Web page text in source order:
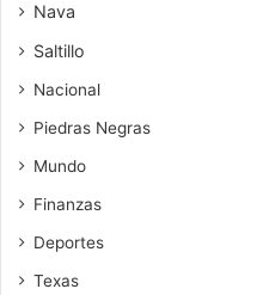
Nava
Saltillo
Nacional
Piedras Negras
Mundo
Finanzas
Deportes
Texas